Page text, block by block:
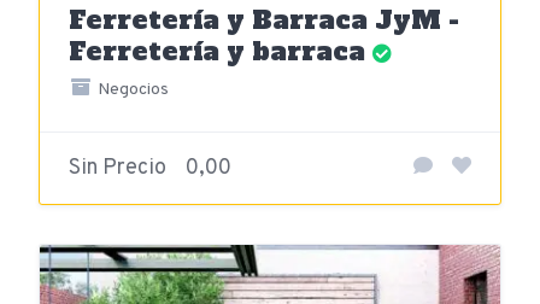
Ferretería y Barraca JyM -
Ferretería y barraca
Negocios
Sin Precio 0,00